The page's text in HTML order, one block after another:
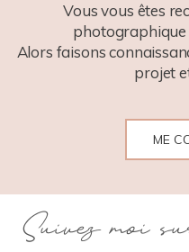
Vous vous êtes
photographique
Alors faisons
projet
ME
Suivez moi